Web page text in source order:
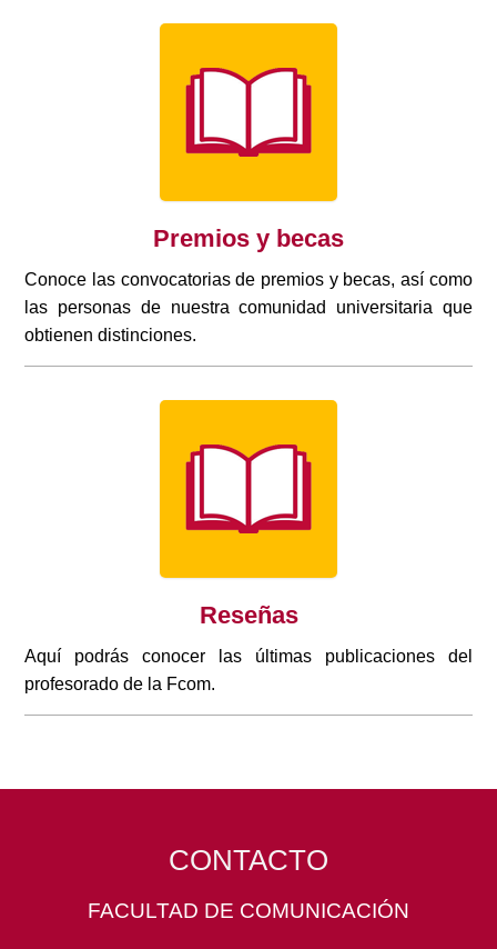
Premios y becas
Conoce las convocatorias de premios y becas, así como
las personas de nuestra comunidad universitaria que
obtienen distinciones.
Reseñas
Aquí podrás conocer las últimas publicaciones del
profesorado de la Fcom.
CONTACTO
FACULTAD DE COMUNICACIÓN